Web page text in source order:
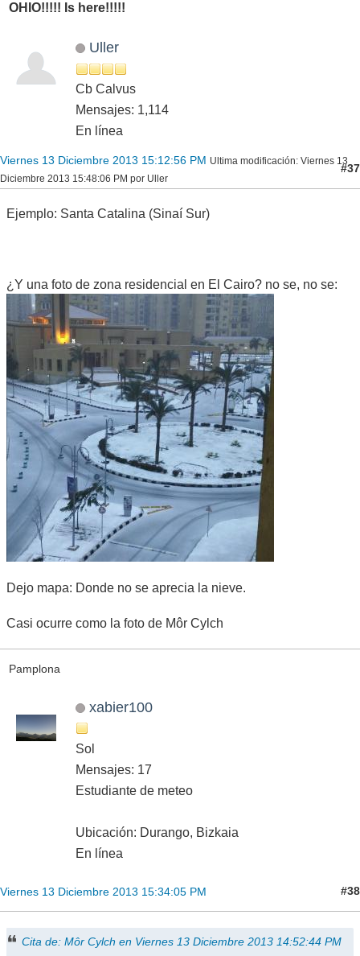
OHIO!!!!! Is here!!!!!
Uller
Cb Calvus
Mensajes: 1,114
En línea
Viernes 13 Diciembre 2013 15:12:56 PM Ultima modificación: Viernes 13
Diciembre 2013 15:48:06 PM por Uller
#37
Ejemplo: Santa Catalina (Sinaí Sur)
¿Y una foto de zona residencial en El Cairo? no se, no se:
Dejo mapa: Donde no se aprecia la nieve.
Casi ocurre como la foto de Môr Cylch
Pamplona
xabier100
Sol
Mensajes: 17
Estudiante de meteo
Ubicación: Durango, Bizkaia
En línea
Viernes 13 Diciembre 2013 15:34:05 PM #38
Cita de: Môr Cylch en Viernes 13 Diciembre 2013 14:52:44 PM